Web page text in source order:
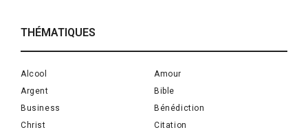
THÉMATIQUES
Alcool
Amour
Argent
Bible
Business
Bénédiction
Christ
Citation